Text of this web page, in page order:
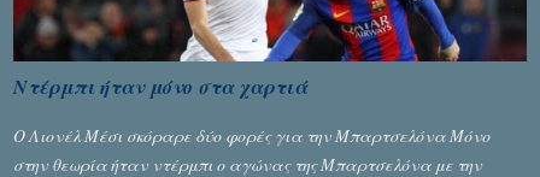
Ντέρμπι ήταν μόνο στα χαρτιά
Ο Λιονέλ Μέσι σκόραρε δύο φορές για την Μπαρτσελόνα Μόνο
στην θεωρία ήταν ντέρμπι ο αγώνας της Μπαρτσελόνα με την